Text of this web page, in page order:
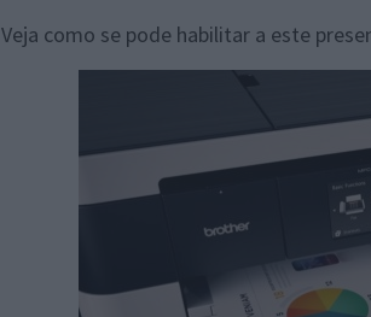
Veja como se pode habilitar a este